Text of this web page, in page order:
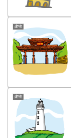
建物
建物